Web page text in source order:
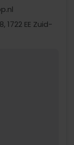
1722 EE Zuid-